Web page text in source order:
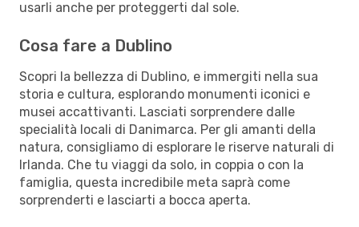
usarli anche per proteggerti dal sole.
Cosa fare a Dublino
Scopri la bellezza di Dublino, e immergiti nella sua
storia e cultura, esplorando monumenti iconici e
musei accattivanti. Lasciati sorprendere dalle
specialità locali di Danimarca. Per gli amanti della
natura, consigliamo di esplorare le riserve naturali di
Irlanda. Che tu viaggi da solo, in coppia o con la
famiglia, questa incredibile meta saprà come
sorprenderti e lasciarti a bocca aperta.